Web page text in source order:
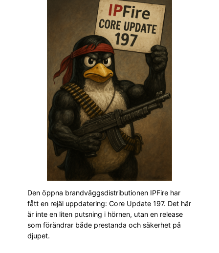
Den öppna brandväggsdistributionen IPFire har
fått en rejäl uppdatering: Core Update 197. Det här
är inte en liten putsning i hörnen, utan en release
som förändrar både prestanda och säkerhet på
djupet.